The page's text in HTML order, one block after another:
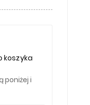
koszyka
poniżej i